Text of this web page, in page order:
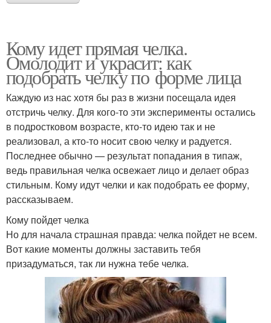
Кому идет прямая челка.
Омолодит и украсит: как
подобрать челку по форме лица
Каждую из нас хотя бы раз в жизни посещала идея
отстричь челку. Для кого-то эти эксперименты остались
в подростковом возрасте, кто-то идею так и не
реализовал, а кто-то носит свою челку и радуется.
Последнее обычно — результат попадания в типаж,
ведь правильная челка освежает лицо и делает образ
стильным. Кому идут челки и как подобрать ее форму,
рассказываем.
Кому пойдет челка
Но для начала страшная правда: челка пойдет не всем.
Вот какие моменты должны заставить тебя
призадуматься, так ли нужна тебе челка.